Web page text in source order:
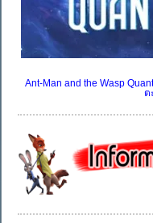
Ant-Man and the Wasp
ต